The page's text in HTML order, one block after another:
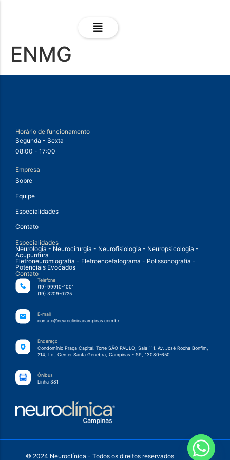
ENMG
Horário de funcionamento
Segunda - Sexta
08:00 - 17:00
Empresa
Sobre
Equipe
Especialidades
Contato
Especialidades
Neurologia - Neurocirurgia - Neurofisiologia - Neuropsicologia -
Acupuntura
Eletroneuromiografia - Eletroencefalograma - Polissonografia -
Potenciais Evocados
Contato
Telefone
(19) 99910-1001
(19) 3209-0725
E-mail
contato@neuroclinicacampinas.com.br
Endereço
Condomínio Praça Capital. Torre SÃO PAULO, Sala 111. Av. José Rocha Bonfim,
214, Lot. Center Santa Genebra, Campinas - SP, 13080-650
Ônibus
Linha 381
© 2024 Neuroclínica - Todos os direitos reservados